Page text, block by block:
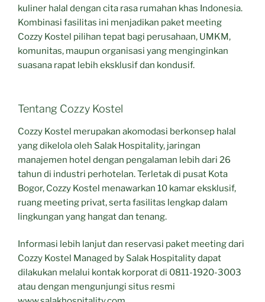
kuliner halal dengan cita rasa rumahan khas Indonesia.
Kombinasi fasilitas ini menjadikan paket meeting
Cozzy Kostel pilihan tepat bagi perusahaan, UMKM,
komunitas, maupun organisasi yang menginginkan
suasana rapat lebih eksklusif dan kondusif.
Tentang Cozzy Kostel
Cozzy Kostel merupakan akomodasi berkonsep halal
yang dikelola oleh Salak Hospitality, jaringan
manajemen hotel dengan pengalaman lebih dari 26
tahun di industri perhotelan. Terletak di pusat Kota
Bogor, Cozzy Kostel menawarkan 10 kamar eksklusif,
ruang meeting privat, serta fasilitas lengkap dalam
lingkungan yang hangat dan tenang.
Informasi lebih lanjut dan reservasi paket meeting dari
Cozzy Kostel Managed by Salak Hospitality dapat
dilakukan melalui kontak korporat di 0811-1920-3003
atau dengan mengunjungi situs resmi